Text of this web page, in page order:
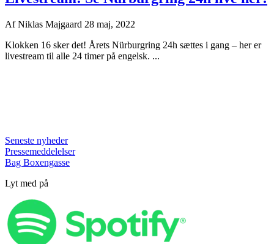
AfNiklas Majgaard 28 maj, 2022
Klokken 16 sker det! Årets Nürburgring 24h sættes i gang – her er
livestream til alle 24 timer på engelsk. ...
Seneste nyheder
Pressemeddelelser
Bag Boxengasse
Lyt med på